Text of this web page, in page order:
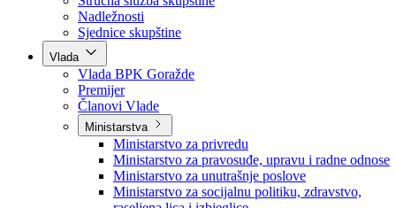
Kolegij skupštine
Skupštinski odbori i komisije
Stručna služba skupštine
Nadležnosti
Sjednice skupštine
Vlada
Vlada BPK Goražde
Premijer
Članovi Vlade
Ministarstva
Ministarstvo za privredu